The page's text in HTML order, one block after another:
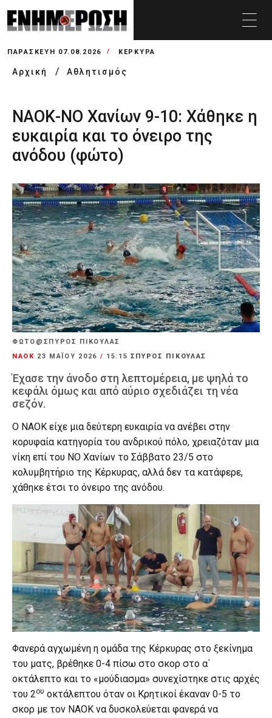
ΠΑΡΑΣΚΕΥΉ 07.08.2026 ΚΕΡΚΥΡΑ
Αρχική Αθλητισμός
ΝΑΟΚ-ΝΟ Χανίων 9-10: Χάθηκε η
ευκαιρία και το όνειρο της
ανόδου (φώτο)
ΦΩΤΟ@ΣΠΥΡΟΣ ΠΙΚΟΥΛΑΣ
ΝΑΟΚ 23 ΜΑΪ́ΟΥ 2026 / 15:15 ΣΠΥΡΟΣ ΠΙΚΟΥΛΑΣ
Έχασε την άνοδο στη λεπτομέρεια, με ψηλά το
κεφάλι όμως και από αύριο σχεδιάζει τη νέα
σεζόν.
Ο ΝΑΟΚ είχε μια δεύτερη ευκαιρία να ανέβει στην
κορυφαία κατηγορία του ανδρικού πόλο, χρειαζόταν μια
νίκη επί του ΝΟ Χανίων το Σάββατο 23/5 στο
κολυμβητήριο της Κέρκυρας, αλλά δεν τα κατάφερε,
χάθηκε έτσι το όνειρο της ανόδου.
Φανερά αγχωμένη η ομάδα της Κέρκυρας στο ξεκίνημα
του ματς, βρέθηκε 0-4 πίσω στο σκορ στο α΄
οκτάλεπτο και το «μούδιασμα» συνεχίστηκε στις αρχές
του 2ου οκτάλεπτου όταν οι Κρητικοί έκαναν 0-5 το
σκορ με τον ΝΑΟΚ να δυσκολεύεται φανερά να